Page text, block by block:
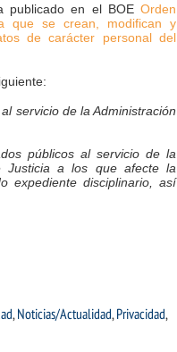
publicado en el BOE Orden
que se crean, modifican y
de carácter personal del
servicio de la Administración
públicos al servicio de la
Justicia a los que afecte la
expediente disciplinario, así
, Noticias/Actualidad, Privacidad,